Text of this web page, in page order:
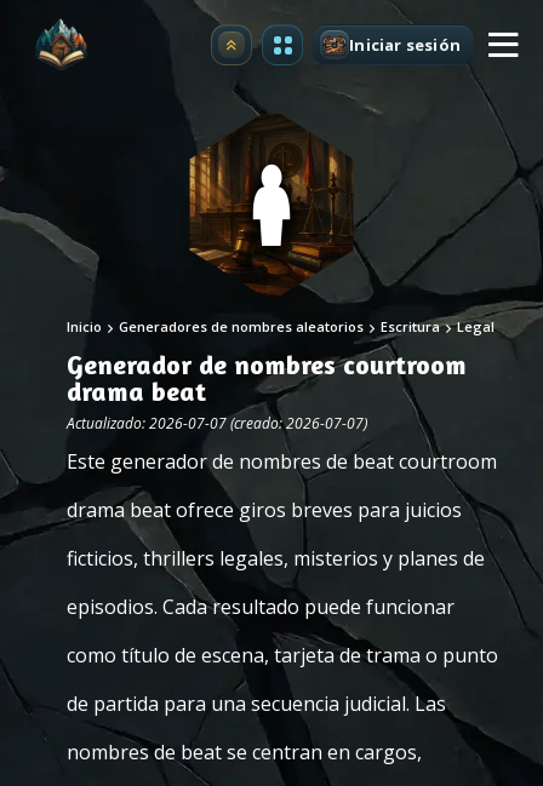
Mejorar Iniciar sesión
Inicio Generadores de nombres aleatorios Escritura Legal
Generador de nombres courtroom
drama beat
Actualizado: 2026-07-07 (creado: 2026-07-07)
Este generador de nombres de beat courtroom
drama beat ofrece giros breves para juicios
ficticios, thrillers legales, misterios y planes de
episodios. Cada resultado puede funcionar
como título de escena, tarjeta de trama o punto
de partida para una secuencia judicial. Las
nombres de beat se centran en cargos,